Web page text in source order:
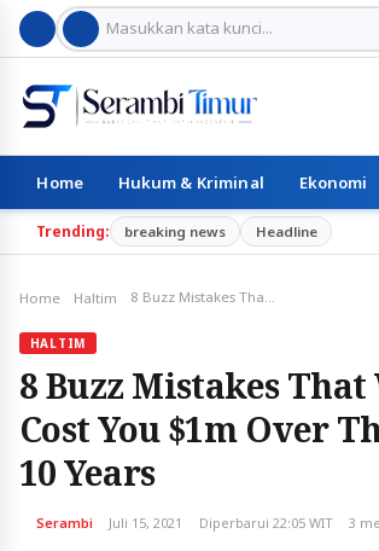
Home Hukum & Kriminal Ekonomi
Trending: breaking news Headline
Home Haltim 8 Buzz Mistakes That Will Cost You $1m Over The Next 10 Years
HALTIM
8 Buzz Mistakes
Cost You $1m Over
10 Years
Serambi Juli 15, 2021 Diperbarui 22:05 WIT 3